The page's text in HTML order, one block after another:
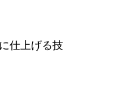
仕上げる技